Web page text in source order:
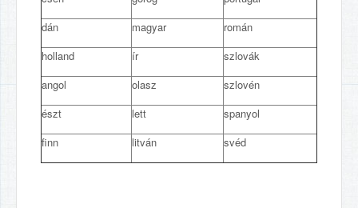
dán
magyar
román
holland
ír
szlovák
angol
olasz
szlovén
észt
lett
spanyol
finn
litván svéd